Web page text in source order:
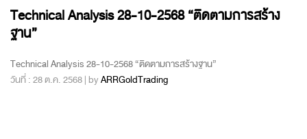
Technical Analysis 28-10-2568 “ติดตามการสร้าง
ฐาน”
Technical Analysis 28-10-2568 “ติดตามการสร้างฐาน”
วันที่ : 28 ต.ค. 2568 | byARRGoldTrading